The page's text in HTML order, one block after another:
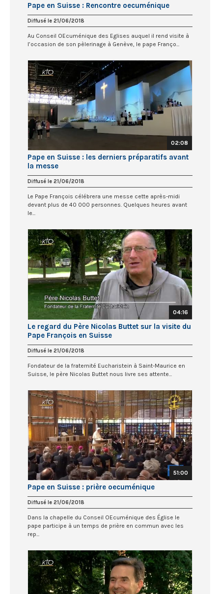
Pape en Suisse : Rencontre oecuménique
Diffusé le 21/06/2018
Au Conseil OEcuménique des Eglises auquel il rend visite à
l’occasion de son pèlerinage à Genève, le pape Franço...
02:08
Pape en Suisse : les derniers préparatifs avant
la messe
Diffusé le 21/06/2018
Le Pape François célébrera une messe cette après-midi
devant plus de 40 000 personnes. Quelques heures avant
le...
04:16
Le regard du Père Nicolas Buttet sur la visite du
Pape François en Suisse
Diffusé le 21/06/2018
Fondateur de la fraternité Eucharistein à Saint-Maurice en
Suisse, le père Nicolas Buttet nous livre ses attente...
51:00
Pape en Suisse : prière oecuménique
Diffusé le 21/06/2018
Dans la chapelle du Conseil OEcuménique des Église le
pape participe à un temps de prière en commun avec les
rep...